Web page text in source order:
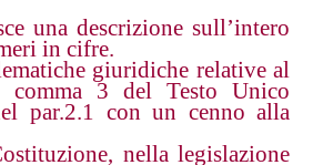
una descrizione sull’intero
in cifre.
giuridiche relative al
comma 3 del Testo Unico
par.2.1 con un cenno alla
nella legislazione